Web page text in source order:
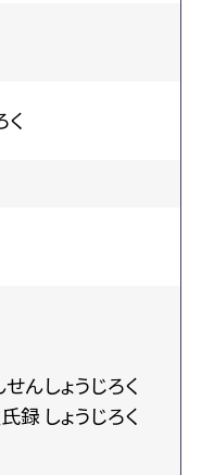
く
んしょうじろく
録 しょうじろく